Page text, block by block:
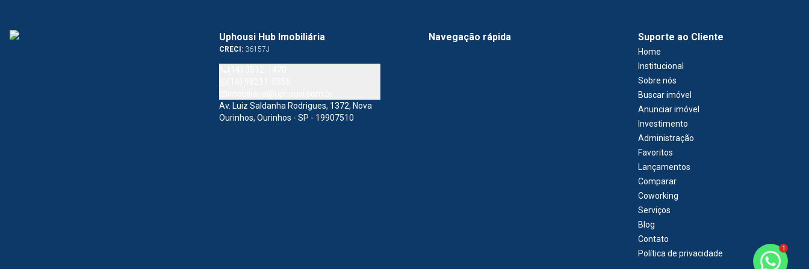
Uphousi Hub Imobiliária
CRECI: 36157J
Av. Luiz Saldanha Rodrigues, 1372, Nova
Ourinhos, Ourinhos - SP - 19907510
Navegação rápida Suporte ao Cliente
Home
Institucional
Sobre nós
Buscar imóvel
Anunciar imóvel
Investimento
Administração
Favoritos
Lançamentos
Comparar
Coworking
Serviços
Blog
Contato
Política de privacidade
1